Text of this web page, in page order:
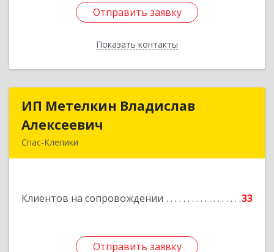
Отправить заявку
Показать контакты
Отправить заявку
Назад
ИП Метелкин Владислав
Алексеевич
Спас-Клепики
Клиентов на сопровождении 33
Отправить заявку
ИП Метелкин Владислав
Подробнее
Отправить заявку